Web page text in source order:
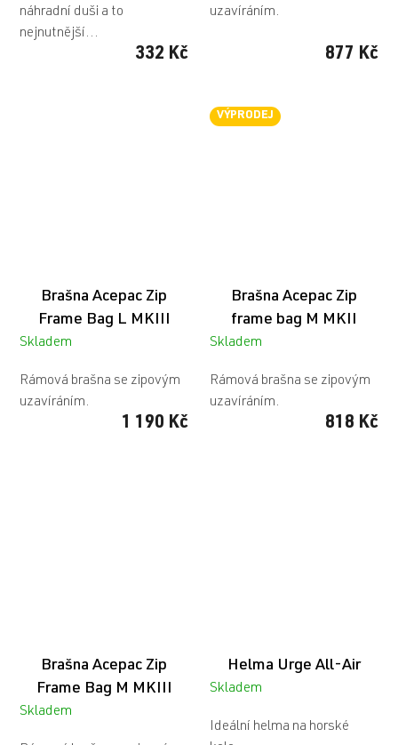
332 Kč
náhradní duši a to
nejnutnější...
877 Kč
uzavíráním.
Brašna Acepac Zip
Frame Bag L MKIII
Skladem
1 190 Kč
Rámová brašna se zipovým
uzavíráním.
VÝPRODEJ
Brašna Acepac Zip
frame bag M MKII
Skladem
818 Kč
Rámová brašna se zipovým
uzavíráním.
Brašna Acepac Zip
Frame Bag M MKIII
Skladem
Helma Urge All-Air
Skladem
Ideální helma na horské